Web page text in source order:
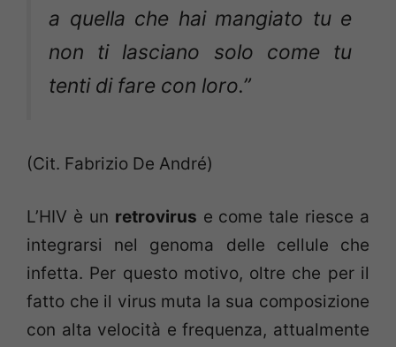
a quella che hai mangiato tu e
non ti lasciano solo come tu
tenti di fare con loro.”
(Cit. Fabrizio De André)
L’HIV è un retrovirus e come tale riesce a
integrarsi nel genoma delle cellule che
infetta. Per questo motivo, oltre che per il
fatto che il virus muta la sua composizione
con alta velocità e frequenza, attualmente